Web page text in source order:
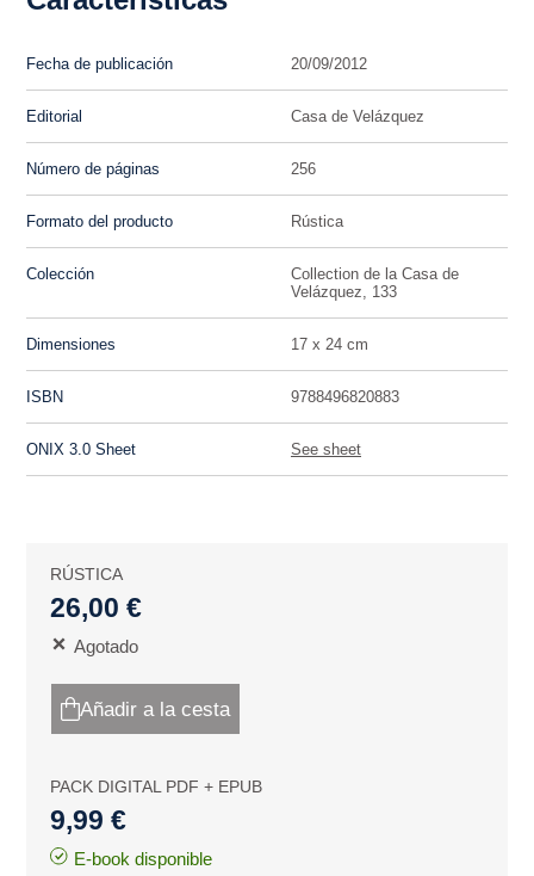
Fecha de publicación 20/09/2012
Editorial Casa de Velázquez
Número de páginas 256
Formato del producto Rústica
Colección
Collection de la Casa de
Velázquez, 133
Dimensiones 17 x 24 cm
ISBN 9788496820883
ONIX 3.0 Sheet See sheet
RÚSTICA
26,00 €
Agotado
Añadir a la cesta
PACK DIGITAL PDF + EPUB
9,99 €
E-book disponible